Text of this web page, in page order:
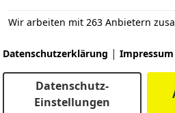
Wir arbeiten mit 263 Anbietern
Datenschutzerklärung | Impressum
Datenschutz-
Einstellungen